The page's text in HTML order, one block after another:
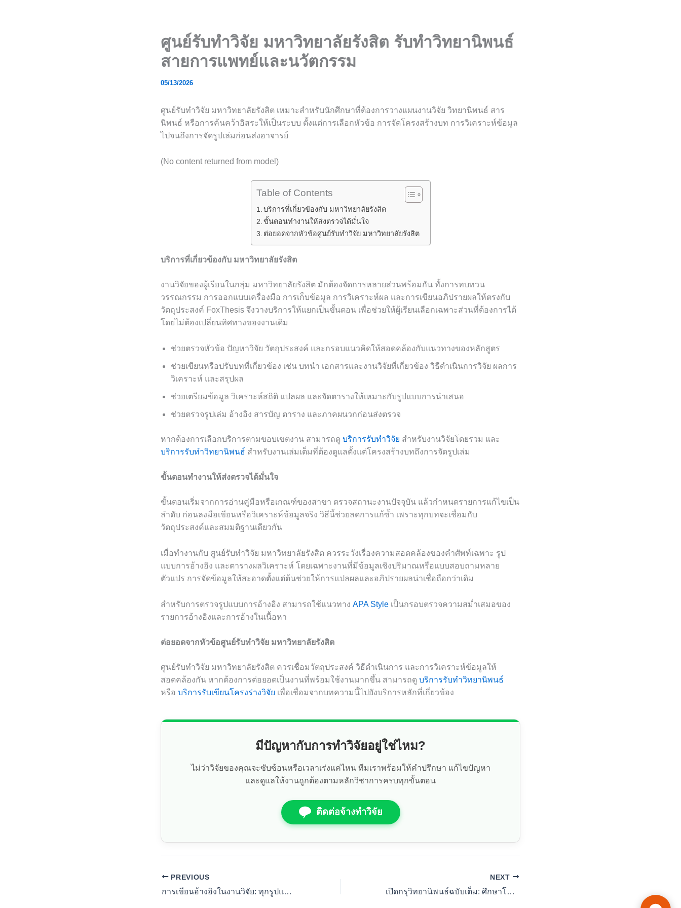
ศูนย์รับทำวิจัย มหาวิทยาลัยรังสิต รับทำวิทยานิพนธ์
สายการแพทย์และนวัตกรรม
05/13/2026
ศูนย์รับทำวิจัย มหาวิทยาลัยรังสิต เหมาะสำหรับนักศึกษาที่ต้องการวางแผนงานวิจัย วิทยานิพนธ์ สาร
นิพนธ์ หรือการค้นคว้าอิสระให้เป็นระบบ ตั้งแต่การเลือกหัวข้อ การจัดโครงสร้างบท การวิเคราะห์ข้อมูล
ไปจนถึงการจัดรูปเล่มก่อนส่งอาจารย์
(No content returned from model)
Table of Contents
บริการที่เกี่ยวข้องกับ มหาวิทยาลัยรังสิต
ขั้นตอนทำงานให้ส่งตรวจได้มั่นใจ
ต่อยอดจากหัวข้อศูนย์รับทำวิจัย มหาวิทยาลัยรังสิต
บริการที่เกี่ยวข้องกับ มหาวิทยาลัยรังสิต
งานวิจัยของผู้เรียนในกลุ่ม มหาวิทยาลัยรังสิต มักต้องจัดการหลายส่วนพร้อมกัน ทั้งการทบทวน
วรรณกรรม การออกแบบเครื่องมือ การเก็บข้อมูล การวิเคราะห์ผล และการเขียนอภิปรายผลให้ตรงกับ
วัตถุประสงค์ FoxThesis จึงวางบริการให้แยกเป็นขั้นตอน เพื่อช่วยให้ผู้เรียนเลือกเฉพาะส่วนที่ต้องการได้
โดยไม่ต้องเปลี่ยนทิศทางของงานเดิม
ช่วยตรวจหัวข้อ ปัญหาวิจัย วัตถุประสงค์ และกรอบแนวคิดให้สอดคล้องกับแนวทางของหลักสูตร
ช่วยเขียนหรือปรับบทที่เกี่ยวข้อง เช่น บทนำ เอกสารและงานวิจัยที่เกี่ยวข้อง วิธีดำเนินการวิจัย ผลการ
วิเคราะห์ และสรุปผล
ช่วยเตรียมข้อมูล วิเคราะห์สถิติ แปลผล และจัดตารางให้เหมาะกับรูปแบบการนำเสนอ
ช่วยตรวจรูปเล่ม อ้างอิง สารบัญ ตาราง และภาคผนวกก่อนส่งตรวจ
หากต้องการเลือกบริการตามขอบเขตงาน สามารถดู บริการรับทำวิจัย สำหรับงานวิจัยโดยรวม และ
บริการรับทำวิทยานิพนธ์ สำหรับงานเล่มเต็มที่ต้องดูแลตั้งแต่โครงสร้างบทถึงการจัดรูปเล่ม
ขั้นตอนทำงานให้ส่งตรวจได้มั่นใจ
ขั้นตอนเริ่มจากการอ่านคู่มือหรือเกณฑ์ของสาขา ตรวจสถานะงานปัจจุบัน แล้วกำหนดรายการแก้ไขเป็น
ลำดับ ก่อนลงมือเขียนหรือวิเคราะห์ข้อมูลจริง วิธีนี้ช่วยลดการแก้ซ้ำ เพราะทุกบทจะเชื่อมกับ
วัตถุประสงค์และสมมติฐานเดียวกัน
เมื่อทำงานกับ ศูนย์รับทำวิจัย มหาวิทยาลัยรังสิต ควรระวังเรื่องความสอดคล้องของคำศัพท์เฉพาะ รูป
แบบการอ้างอิง และตารางผลวิเคราะห์ โดยเฉพาะงานที่มีข้อมูลเชิงปริมาณหรือแบบสอบถามหลาย
ตัวแปร การจัดข้อมูลให้สะอาดตั้งแต่ต้นช่วยให้การแปลผลและอภิปรายผลน่าเชื่อถือกว่าเดิม
สำหรับการตรวจรูปแบบการอ้างอิง สามารถใช้แนวทาง APA Style เป็นกรอบตรวจความสม่ำเสมอของ
รายการอ้างอิงและการอ้างในเนื้อหา
ต่อยอดจากหัวข้อศูนย์รับทำวิจัย มหาวิทยาลัยรังสิต
ศูนย์รับทำวิจัย มหาวิทยาลัยรังสิต ควรเชื่อมวัตถุประสงค์ วิธีดำเนินการ และการวิเคราะห์ข้อมูลให้
สอดคล้องกัน หากต้องการต่อยอดเป็นงานที่พร้อมใช้งานมากขึ้น สามารถดู บริการรับทำวิทยานิพนธ์
หรือ บริการรับเขียนโครงร่างวิจัย เพื่อเชื่อมจากบทความนี้ไปยังบริการหลักที่เกี่ยวข้อง
มีปัญหากับการทำวิจัยอยู่ใช่ไหม?
ไม่ว่าวิจัยของคุณจะซับซ้อนหรือเวลาเร่งแค่ไหน ทีมเราพร้อมให้คำปรึกษา แก้ไขปัญหา
และดูแลให้งานถูกต้องตามหลักวิชาการครบทุกขั้นตอน
ติดต่อจ้างทำวิจัย
PREVIOUS
การเขียนอ้างอิงในงานวิจัย: ทุกรูปแบบที่คุณต้องรู้
NEXT
เปิดกรุวิทยานิพนธ์ฉบับเต็ม: ศึกษาโครงสร้างจริง